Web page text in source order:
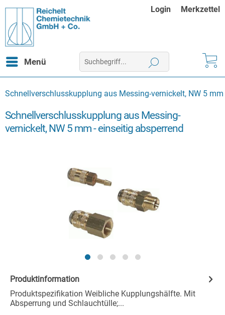
Login Merkzettel
Menü
Schnellverschlusskupplung aus Messing-vernickelt, NW 5
Schnellverschlusskupplung aus Messing-
vernickelt, NW 5 mm - einseitig absperrend
Produktinformation
Produktspezifikation Weibliche Kupplungshälfte. Mit
Absperrung und Schlauchtülle;...